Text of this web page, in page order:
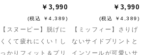
￥3,990
(税込 ￥4,389)
【スヌーピー】脱げに
くくて疲れにくい！し
っかりフィット＆プリ
￥3,990
(税込 ￥4,389)
【ミッフィー】さりげ
ないサイドプリントと
インソールが可愛いサ